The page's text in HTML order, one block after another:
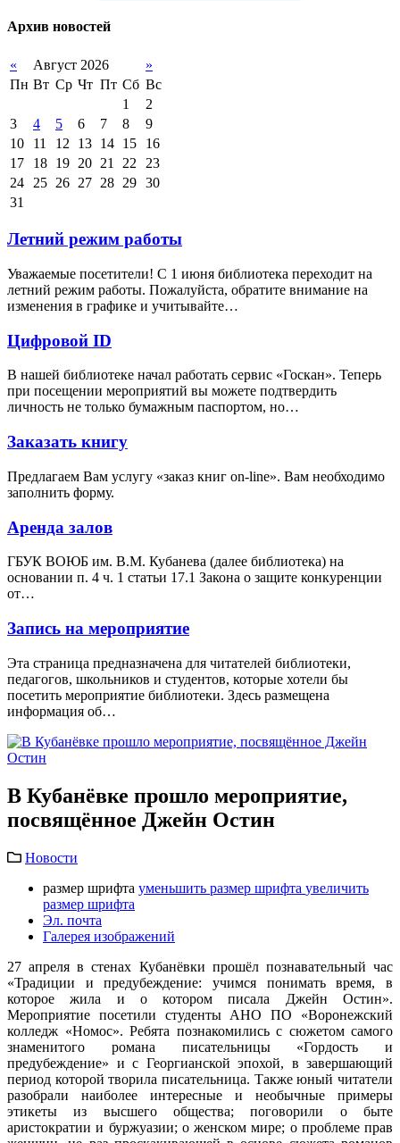
Архив новостей
« Август 2026
»
Пн Вт Ср Чт Пт Сб Вс
1
2
3
4 5 6 7 8
9
10
11 12 13 14 15
16
17
18 19 20 21 22
23
24
25 26 27 28 29 30
31
Летний режим работы
Уважаемые посетители! С 1 июня библиотека переходит на
летний режим работы. Пожалуйста, обратите внимание на
изменения в графике и учитывайте…
Цифровой ID
В нашей библиотеке начал работать сервис «Госкан». Теперь
при посещении мероприятий вы можете подтвердить
личность не только бумажным паспортом, но…
Заказать книгу
Предлагаем Вам услугу «заказ книг on-line». Вам необходимо
заполнить форму.
Аренда залов
ГБУК ВОЮБ им. В.М. Кубанева (далее библиотека) на
основании п. 4 ч. 1 статьи 17.1 Закона о защите конкуренции
от…
Запись на мероприятие
Эта страница предназначена для читателей библиотеки,
педагогов, школьников и студентов, которые хотели бы
посетить мероприятие библиотеки. Здесь размещена
информация об…
В Кубанёвке прошло мероприятие,
посвящённое Джейн Остин
Новости
размер шрифта уменьшить размер шрифта увеличить
размер шрифта
Эл. почта
Галерея изображений
27 апреля в стенах Кубанёвки прошёл познавательный час
«Традиции и предубеждение: учимся понимать время, в
которое жила и о котором писала Джейн Остин».
Мероприятие посетили студенты АНО ПО «Воронежский
колледж «Номос». Ребята познакомились с сюжетом самого
знаменитого романа писательницы «Гордость и
предубеждение» и с Георгианской эпохой, в завершающий
период которой творила писательница. Также юный читатели
разобрали наиболее интересные и необычные примеры
этикеты из высшего общества; поговорили о быте
аристократии и буржуазии; о женском мире; о проблеме прав